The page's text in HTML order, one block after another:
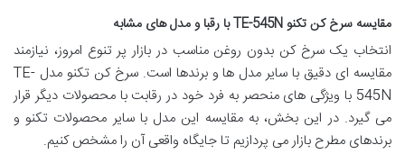
مقایسه سرخ کن تکنو TE-545N با رقبا و مدل های مشابه
انتخاب یک سرخ کن بدون روغن مناسب در بازار پر تنوع امروز، نیازمند
مقایسه ای دقیق با سایر مدل ها و برندها است. سرخ کن تکنو مدل TE-
545N با ویژگی های منحصر به فرد خود در رقابت با محصولات دیگر قرار
می گیرد. در این بخش، به مقایسه این مدل با سایر محصولات تکنو و
برندهای مطرح بازار می پردازیم تا جایگاه واقعی آن را مشخص کنیم.